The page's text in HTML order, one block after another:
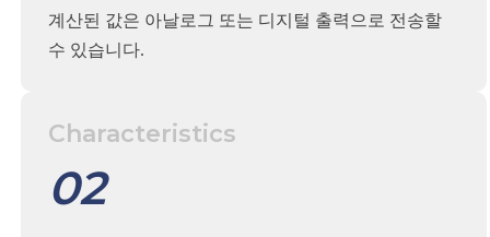
계산된 값은 아날로그 또는 디지털 출력으로 전송할
수 있습니다.
Characteristics
02